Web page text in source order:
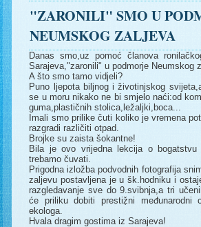
"ZARONILI" SMO U
NEUMSKOG ZALJEVA
Danas smo,uz pomoć članova
Sarajeva,"zaronili" u podmorje Neumskog
A što smo tamo vidjeli?
Puno ljepota biljnog i životinjskog
se u moru nikako ne bi smjelo naći:od
guma,plastičnih stolica,ležaljki,boca...
Imali smo prilike čuti koliko je vremena
razgradi različiti otpad.
Brojke su zaista šokantne!
Bila je ovo vrijedna lekcija o
trebamo čuvati.
Prigodna izložba podvodnih fotografija
zaljevu postavljena je u šk.hodniku i
razgledavanje sve do 9.svibnja,a tri
će priliku dobiti prestiẓ̌ni međunarodni
ekologa.
Hvala dragim gostima iz Sarajeva!